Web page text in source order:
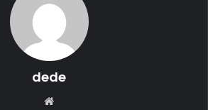
dede
Website